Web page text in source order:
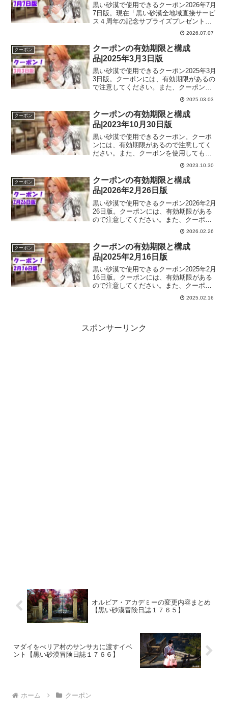
黒い砂漠で使用できるクーポン2026年7月
7日版。現在「黒い砂漠全地域直接サービ
ス４周年の記念サプライズプレゼントと
して毎日【１日限定】のクーポンが公開
されます。期間は7月8日まで毎日0時に公
開されるので忘れずにチェックしておき
ましょう！
2026.07.07
クーポン
クーポンの有効期限と構成
品|2025年3月3日版
黒い砂漠で使用できるクーポン2025年3月
3日版。クーポンには、有効期限があるの
で注意してください。また、クーポンを
使用しても、ゲーム内に届いてからも期
限のあるものがあるので、ゲーム内に届
いたら期限も確認しておくといいですよ
ー。
2025.03.03
クーポン
クーポンの有効期限と構成
品|2023年10月30日版
黒い砂漠で使用できるクーポン。クーポ
ンには、有効期限があるので注意してく
ださい。また、クーポンを使用しても、
ゲーム内に届いてからも期限のあるもの
があるので、ゲーム内に届いたら期限も
確認しておくといいですよー。
2023.10.30
クーポン
クーポンの有効期限と構成
品|2026年2月26日版
黒い砂漠で使用できるクーポン2026年2月
26日版。クーポンには、有効期限がある
ので注意してください。また、クーポン
を使用しても、ゲーム内に届いてからも
期限のあるものがあるので、ゲーム内に
届いたら期限も確認しておくといいです
よー。
2026.02.26
クーポン
クーポンの有効期限と構成
品|2025年2月16日版
黒い砂漠で使用できるクーポン2025年2月
16日版。クーポンには、有効期限がある
ので注意してください。また、クーポン
を使用しても、ゲーム内に届いてからも
期限のあるものがあるので、ゲーム内に
2025.02.16
スポンサーリンク
オルビア・アカデミーの変更内容まとめ
【黒い砂漠冒険日誌１７６５】
マダイをべリア村のサンサカに渡すイベ
ント【黒い砂漠冒険日誌１７６６】
ホーム クーポン